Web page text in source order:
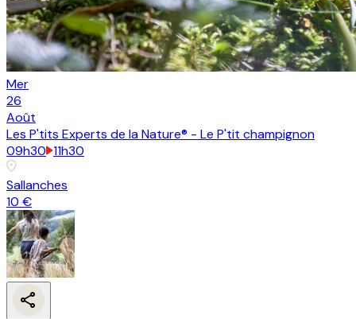
Mer
26
Août
Les P'tits Experts de la Nature® - Le P'tit champignon
09h30 11h30
Sallanches
10 €